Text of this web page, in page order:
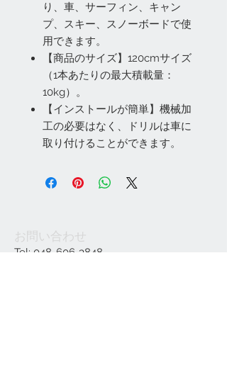
り、車、サーフィン、キャン
プ、スキー、スノーボードで使
用できます。
【商品のサイズ】120cmサイズ
（1本あたりの最大積載量：
10kg）。
【インストールが簡単】機械加
工の必要はなく、ドリルは車に
取り付けることができます。
お問い合わせ
Tel: 048-606-3848